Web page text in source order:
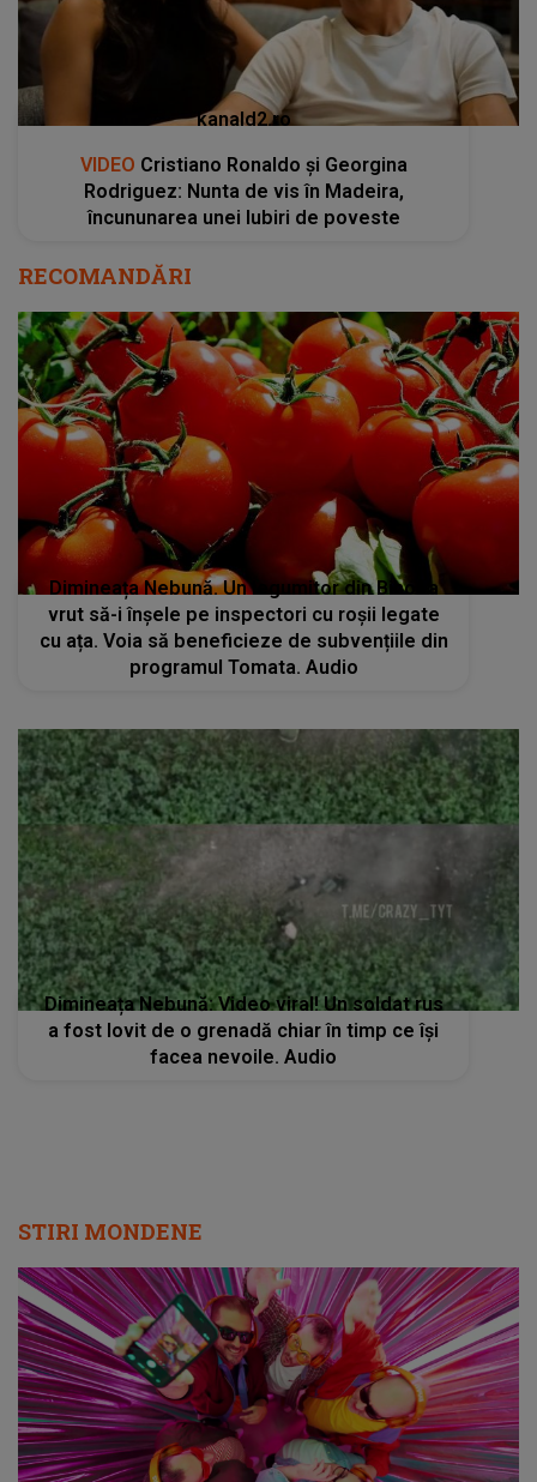
kanald2.ro
VIDEO Cristiano Ronaldo și Georgina
Rodriguez: Nunta de vis în Madeira,
încununarea unei Iubiri de poveste
RECOMANDĂRI
Dimineața Nebună. Un legumitor din Bihor a
vrut să-i înșele pe inspectori cu roșii legate
cu ața. Voia să beneficieze de subvențiile din
programul Tomata. Audio
Dimineața Nebună: Video viral! Un soldat rus
a fost lovit de o grenadă chiar în timp ce își
facea nevoile. Audio
STIRI MONDENE